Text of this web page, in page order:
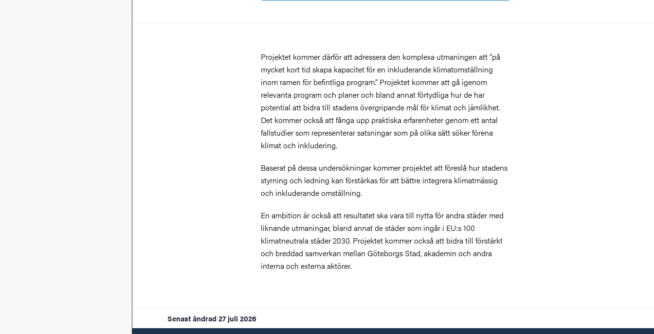
Projektet kommer därför att adressera den komplexa utmaningen att ”på
mycket kort tid skapa kapacitet för en inkluderande klimatomställning
inom ramen för befintliga program.” Projektet kommer att gå igenom
relevanta program och planer och bland annat förtydliga hur de har
potential att bidra till stadens övergripande mål för klimat och jämlikhet.
Det kommer också att fånga upp praktiska erfarenheter genom ett antal
fallstudier som representerar satsningar som på olika sätt söker förena
klimat och inkludering.
Baserat på dessa undersökningar kommer projektet att föreslå hur stadens
styrning och ledning kan förstärkas för att bättre integrera klimatmässig
och inkluderande omställning.
En ambition är också att resultatet ska vara till nytta för andra städer med
liknande utmaningar, bland annat de städer som ingår i EU:s 100
klimatneutrala städer 2030. Projektet kommer också att bidra till förstärkt
och breddad samverkan mellan Göteborgs Stad, akademin och andra
interna och externa aktörer.
Senast ändrad 27 juli 2026